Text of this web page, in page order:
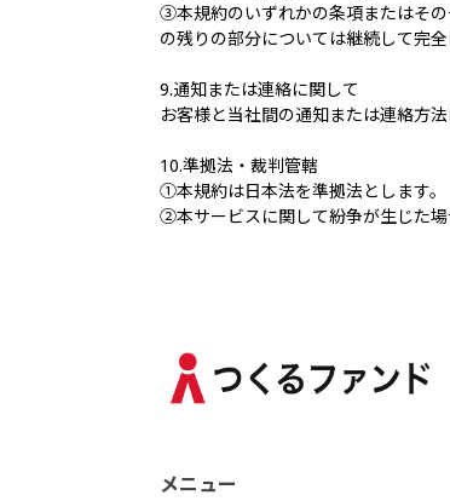
③本規約のいずれかの条項またはそ
の残りの部分については継続して完
9.通知または連絡に関して
お客様と当社間の通知または連絡方
10.準拠法・裁判管轄
①本規約は日本法を準拠法とします。
②本サービスに関して紛争が生じた場
メニュー